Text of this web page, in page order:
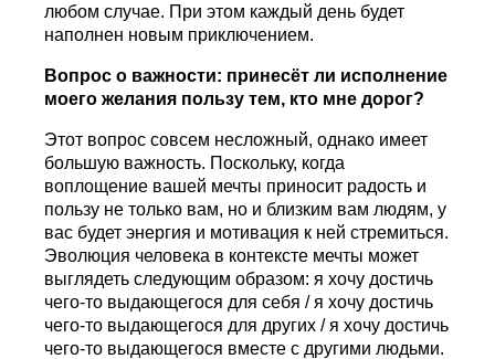
любом случае. При этом каждый день будет
наполнен новым приключением.
Вопрос о важности: принесёт ли исполнение
моего желания пользу тем, кто мне дорог?
Этот вопрос совсем несложный, однако имеет
большую важность. Поскольку, когда
воплощение вашей мечты приносит радость и
пользу не только вам, но и близким вам людям, у
вас будет энергия и мотивация к ней стремиться.
Эволюция человека в контексте мечты может
выглядеть следующим образом: я хочу достичь
чего-то выдающегося для себя / я хочу достичь
чего-то выдающегося для других / я хочу достичь
чего-то выдающегося вместе с другими людьми.